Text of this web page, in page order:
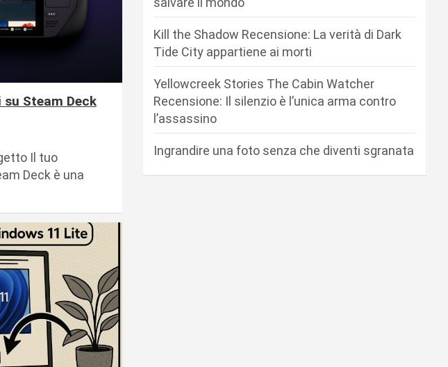
Steam Deck
Il tuo
Deck è una
Kill the Shadow Recensione: La verità di Dark
Tide City appartiene ai morti
Yellowcreek Stories The Cabin Watcher
Recensione: Il silenzio è l’unica arma contro
l’assassino
Ingrandire una foto senza che diventi sgranata